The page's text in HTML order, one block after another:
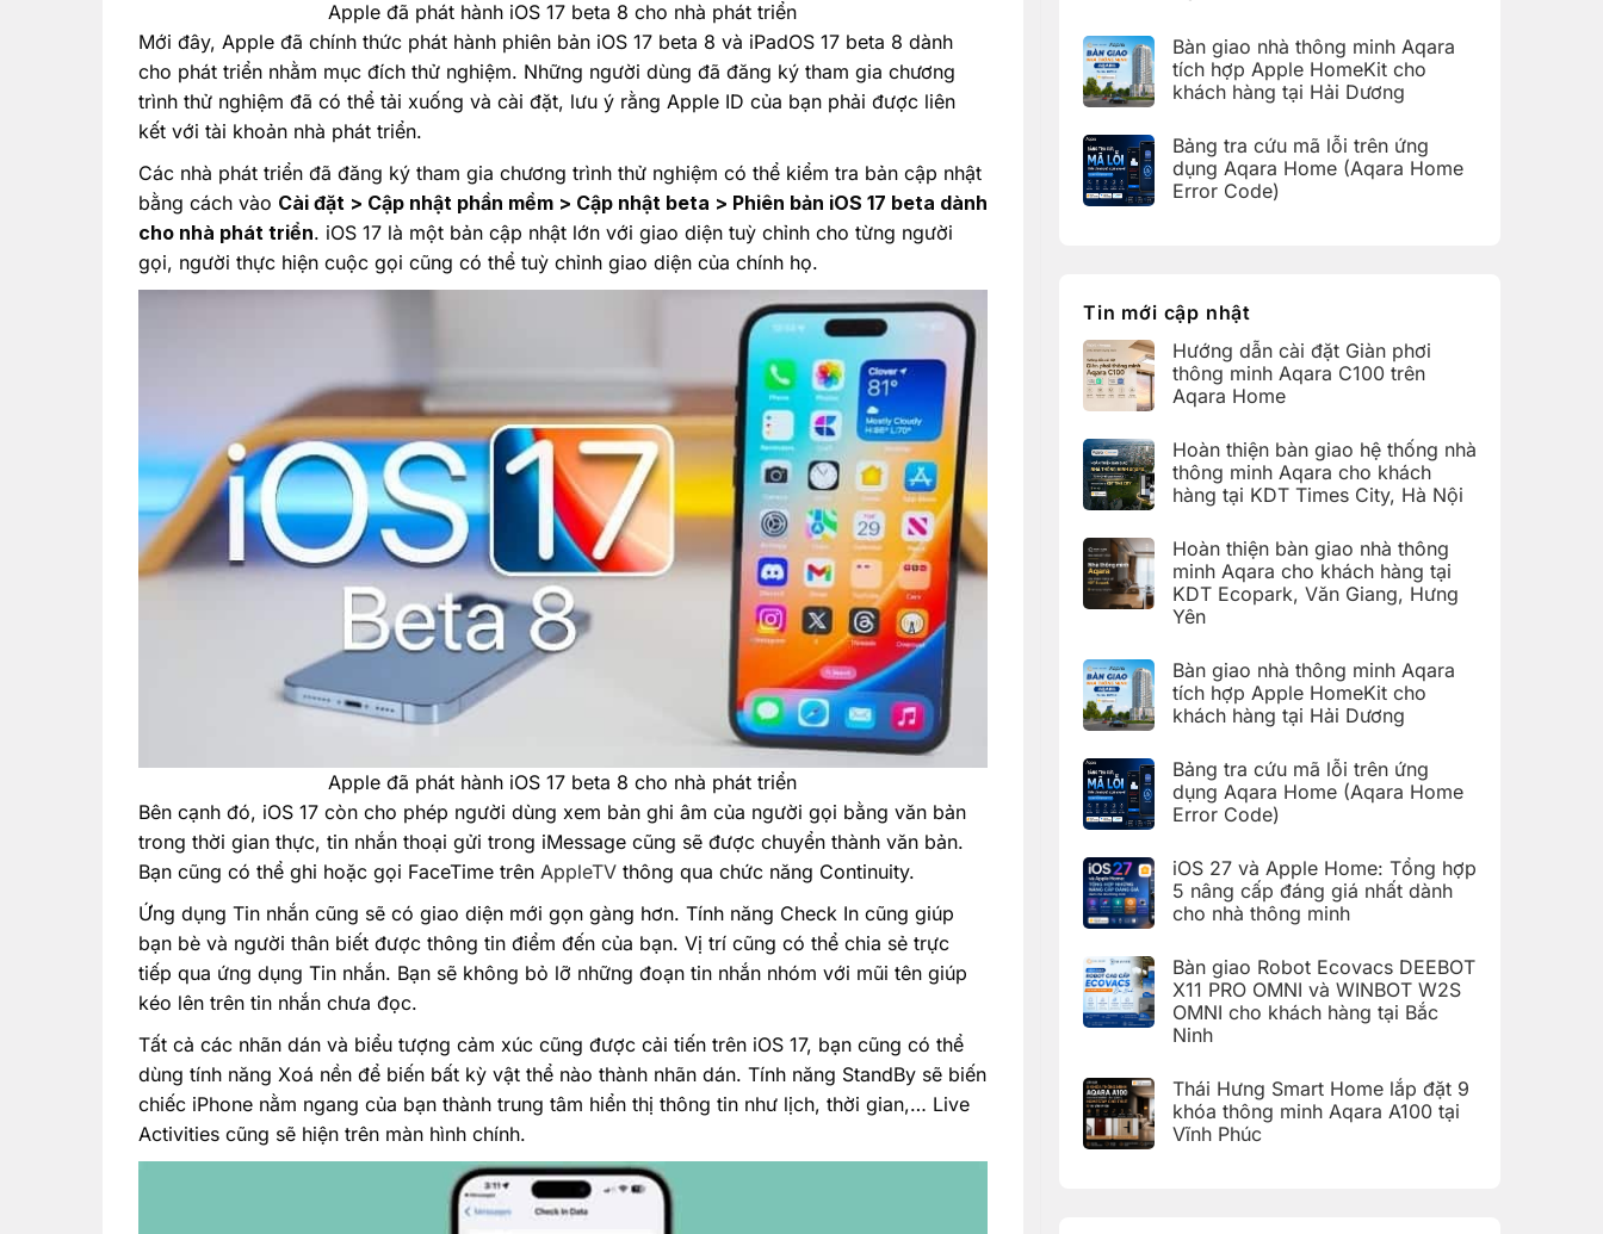
Apple đã phát hành iOS 17 beta 8 cho nhà phát triển
Mới đây, Apple đã chính thức phát hành phiên bản iOS 17 beta 8 và iPadOS 17 beta 8 dành
cho phát triển nhằm mục đích thử nghiệm. Những người dùng đã đăng ký tham gia chương
trình thử nghiệm đã có thể tải xuống và cài đặt, lưu ý rằng Apple ID của bạn phải được liên
kết với tài khoản nhà phát triển.
Các nhà phát triển đã đăng ký tham gia chương trình thử nghiệm có thể kiểm tra bản cập nhật
bằng cách vào Cài đặt > Cập nhật phần mềm > Cập nhật beta > Phiên bản iOS 17 beta dành
cho nhà phát triển. iOS 17 là một bản cập nhật lớn với giao diện tuỳ chỉnh cho từng người
gọi, người thực hiện cuộc gọi cũng có thể tuỳ chỉnh giao diện của chính họ.
Apple đã phát hành iOS 17 beta 8 cho nhà phát triển
Bên cạnh đó, iOS 17 còn cho phép người dùng xem bản ghi âm của người gọi bằng văn bản
trong thời gian thực, tin nhắn thoại gửi trong iMessage cũng sẽ được chuyển thành văn bản.
Bạn cũng có thể ghi hoặc gọi FaceTime trên AppleTVthông qua chức năng Continuity.
Ứng dụng Tin nhắn cũng sẽ có giao diện mới gọn gàng hơn. Tính năng Check In cũng giúp
bạn bè và người thân biết được thông tin điểm đến của bạn. Vị trí cũng có thể chia sẻ trực
tiếp qua ứng dụng Tin nhắn. Bạn sẽ không bỏ lỡ những đoạn tin nhắn nhóm với mũi tên giúp
kéo lên trên tin nhắn chưa đọc.
Tất cả các nhãn dán và biểu tượng cảm xúc cũng được cải tiến trên iOS 17, bạn cũng có thể
dùng tính năng Xoá nền để biến bất kỳ vật thể nào thành nhãn dán. Tính năng StandBy sẽ biến
chiếc iPhone nằm ngang của bạn thành trung tâm hiển thị thông tin như lịch, thời gian,… Live
Activities cũng sẽ hiện trên màn hình chính.
Aqara
Home
bàn
thống
nhà
thông
minh
khách
hàng
tại
KDT
bình
luận
ở
Hoàn
giao
nhà
thông
minh
Aqara
Văn
Giang,
Hưng
Yên
Bàn giao nhà thông minh Aqara
tích hợp Apple HomeKit cho
khách hàng tại Hải Dương
bình
luận
ở
Bàn
hợp
Apple
cho
khách
hàng
tại
Bảng tra cứu mã lỗi trên ứng
dụng Aqara Home (Aqara Home
Error Code)
tra
cứu
lỗi
trên
ứng
dụng
(Aqara
Home
Error
Code)
Tin mới cập nhật
Hướng dẫn cài đặt Giàn phơi
thông minh Aqara C100 trên
Aqara Home
bình
luận
ở
Hướng
đặt
Giàn
phơi
thông
minh
Aqara
Aqara
Home
Hoàn thiện bàn giao hệ thống nhà
thông minh Aqara cho khách
hàng tại KDT Times City, Hà Nội
bình
luận
ở
Hoàn
thiện
bàn
thống
nhà
thông
minh
khách
hàng
tại
KDT
Hà
Nội
Hoàn thiện bàn giao nhà thông
minh Aqara cho khách hàng tại
KDT Ecopark, Văn Giang, Hưng
Yên
bình
luận
ở
Hoàn
giao
nhà
thông
minh
Aqara
khách
hàng
tại
KDT
Ecopark,
Hưng
Yên
Bàn giao nhà thông minh Aqara
tích hợp Apple HomeKit cho
khách hàng tại Hải Dương
bình
luận
ở
Bàn
thông
minh
Aqara
tích
hợp
HomeKit
cho
khách
hàng
tại
Hải
Bảng tra cứu mã lỗi trên ứng
dụng Aqara Home (Aqara Home
Error Code)
bình
luận
ở
Bảng
mã
lỗi
trên
ứng
dụng
Aqara
Home
Error
Code)
iOS 27 và Apple Home: Tổng hợp
5 nâng cấp đáng giá nhất dành
cho nhà thông minh
bình
luận
ở
iOS
27
và
Home:
Tổng
hợp
5
nâng
Bàn giao Robot Ecovacs DEEBOT
X11 PRO OMNI và WINBOT W2S
OMNI cho khách hàng tại Bắc
Ninh
bình
luận
ở
Bàn
Thái Hưng Smart Home lắp đặt 9
khóa thông minh Aqara A100 tại
Vĩnh Phúc